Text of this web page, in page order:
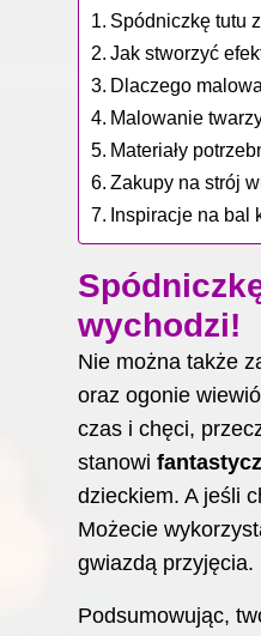
Spódniczkę tutu
Jak stworzyć
Dlaczego
Malowanie
Materiały
Zakupy na strój
Inspiracje na bal
wychodzi!
Nie można także
oraz ogonie
czas i chęci,
stanowi
dzieckiem. A jeśli
Możecie
gwiazdą przyjęcia.
Podsumowując,